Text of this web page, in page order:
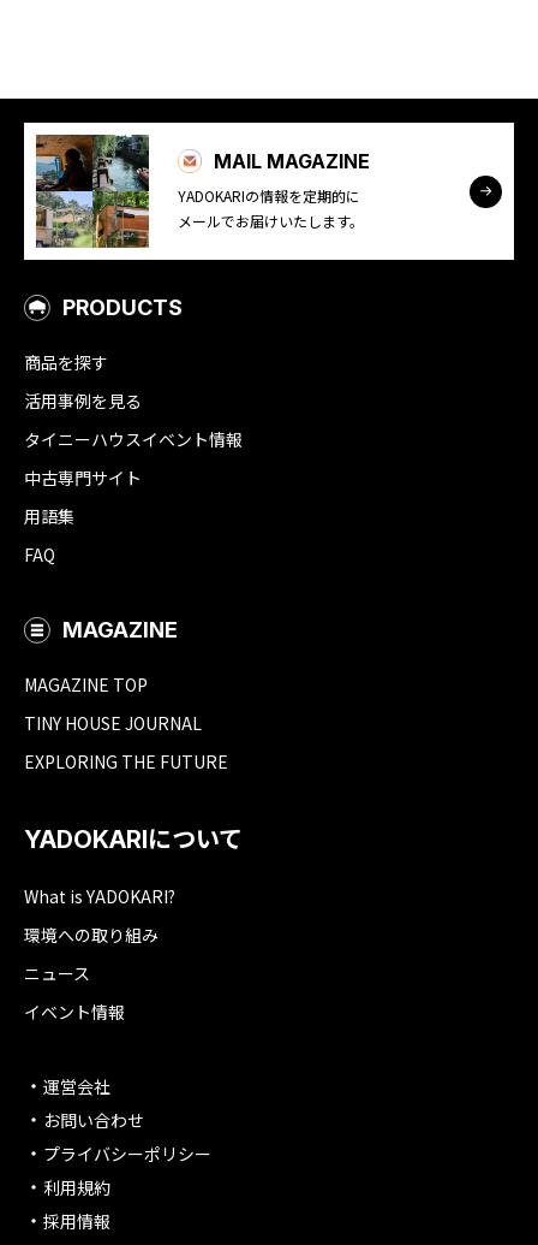
MAIL MAGAZINE
YADOKARIの情報を定期的に
メールでお届けいたします。
PRODUCTS
商品を探す
活用事例を見る
タイニーハウスイベント情報
中古専門サイト
用語集
FAQ
MAGAZINE
MAGAZINE TOP
TINY HOUSE JOURNAL
EXPLORING THE FUTURE
YADOKARIについて
What is YADOKARI?
環境への取り組み
ニュース
イベント情報
運営会社
お問い合わせ
プライバシーポリシー
利用規約
採用情報